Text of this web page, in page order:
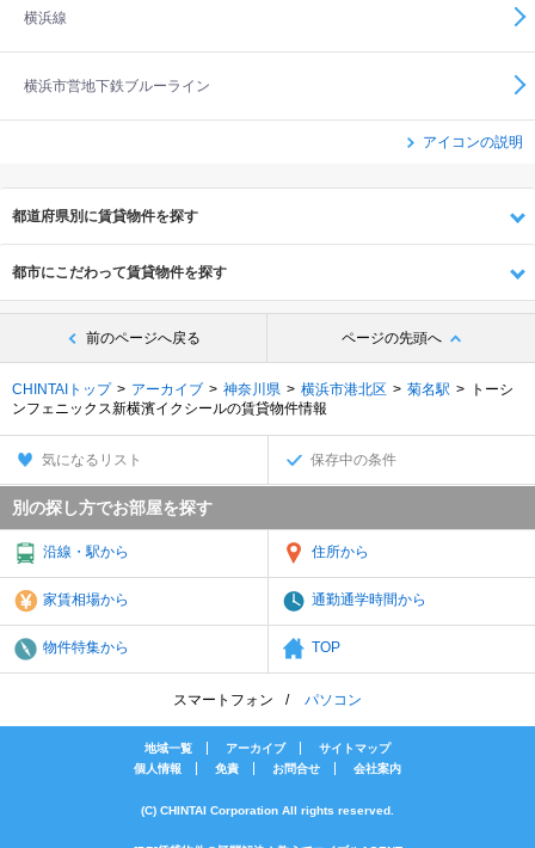
横浜線
横浜市営地下鉄ブルーライン
アイコンの説明
都道府県別に賃貸物件を探す
都市にこだわって賃貸物件を探す
前のページへ戻る ページの先頭へ
CHINTAIトップ アーカイブ 神奈川県 横浜市港北区 菊名駅
トーシ
ンフェニックス新横濱イクシールの賃貸物件情報
気になるリスト 保存中の条件
別の探し方でお部屋を探す
沿線・駅から 住所から
家賃相場から 通勤通学時間から
物件特集から TOP
スマートフォン パソコン
地域一覧 アーカイブ
サイトマップ
個人情報
免責 お問合せ 会社案内
(C) CHINTAI Corporation All rights reserved.